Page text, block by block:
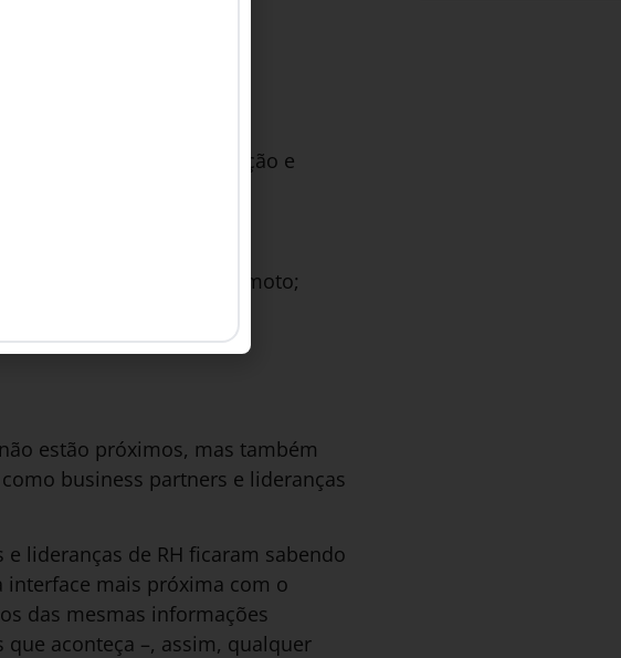
preparado:
algum filtro na seleção e
para o trabalho remoto;
estão próximos, mas também
business partners e lideranças
lideranças de RH ficaram sabendo
interface mais próxima com o
das mesmas informações
que aconteça –, assim, qualquer